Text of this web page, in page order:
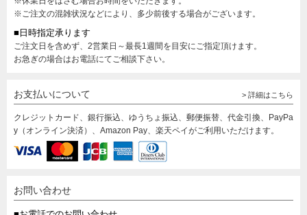
※ご注文の混雑状況などにより、多少前後する場合がございます。
■日時指定承ります
ご注文日を含めず、2営業日～最長1週間を目安にご指定頂けます。
お急ぎの場合はお電話にてご相談下さい。
お支払いについて > 詳細はこちら
クレジットカード、銀行振込、ゆうちょ振込、郵便振替、代金引換、PayPa
y（オンライン決済）、Amazon Pay、楽天ペイがご利用いただけます。
お問い合わせ